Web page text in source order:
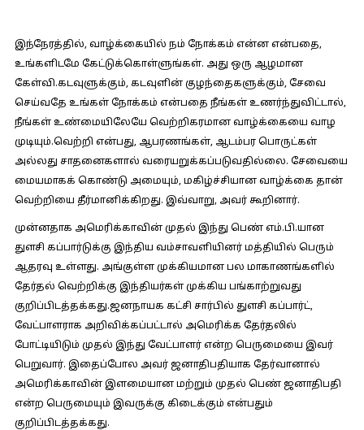
இந்நேரத்தில், வாழ்க்கையில் நம் நோக்கம் என்ன என்பதை,
உங்களிடமே கேட்டுக்கொள்ளுங்கள். அது ஒரு ஆழமான
கேள்வி.கடவுளுக்கும், கடவுளின் குழந்தைகளுக்கும், சேவை
செய்வதே உங்கள் நோக்கம் என்பதை நீங்கள் உணர்ந்துவிட்டால்,
நீங்கள் உண்மையிலேயே வெற்றிகரமான வாழ்க்கையை வாழ
முடியும்.வெற்றி என்பது, ஆபரணங்கள், ஆடம்பர பொருட்கள்
அல்லது சாதனைகளால் வரையறுக்கப்படுவதில்லை. சேவையை
மையமாகக் கொண்டு அமையும், மகிழ்ச்சியான வாழ்க்கை தான்
வெற்றியை தீர்மானிக்கிறது. இவ்வாறு, அவர் கூறினார்.
முன்னதாக அமெரிக்காவின் முதல் இந்து பெண் எம்.பி.யான
துளசி கப்பார்டுக்கு இந்திய வம்சாவளியினர் மத்தியில் பெரும்
ஆதரவு உள்ளது. அங்குள்ள முக்கியமான பல மாகாணங்களில்
தேர்தல் வெற்றிக்கு இந்தியர்கள் முக்கிய பங்காற்றுவது
குறிப்பிடத்தக்கது.ஜனநாயக கட்சி சார்பில் துளசி கப்பார்ட்,
வேட்பாளராக அறிவிக்கப்பட்டால் அமெரிக்க தேர்தலில்
போட்டியிடும் முதல் இந்து வேட்பாளர் என்ற பெருமையை இவர்
பெறுவார். இதைப்போல அவர் ஜனாதிபதியாக தேர்வானால்
அமெரிக்காவின் இளமையான மற்றும் முதல் பெண் ஜனாதிபதி
என்ற பெருமையும் இவருக்கு கிடைக்கும் என்பதும்
குறிப்பிடத்தக்கது.